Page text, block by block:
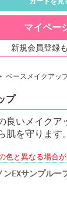
マイペー
新規会員登録
ベースメイクアッ
プ
良いメイクア
肌を守ります。
と異なる場合が
ンEXサンプルー